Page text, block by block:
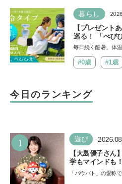
暮らし
【プレゼント
巡る！ 「べび
の赤ちゃんの
毎日続く酷暑。体
#0歳 #1歳
今日のランキング
1 遊び
【大島優子さん
学もマインドも
声優をつとめた
「パウパト」の愛称